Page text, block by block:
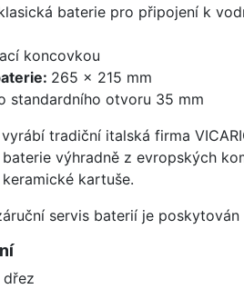
baterie pro připojení k
koncovkou
265 x 215 mm
standardního otvoru 35 mm
tradiční italská firma
výhradně z evropských
kartuše.
servis baterií je